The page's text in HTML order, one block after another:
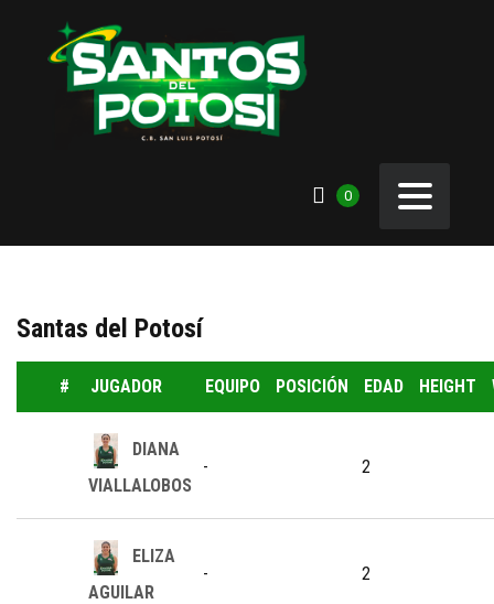
0
Santas del Potosí
# JUGADOR EQUIPO POSICIÓN EDAD HEIGHT
DIANA
VIALLALOBOS
- 2
ELIZA
AGUILAR
- 2